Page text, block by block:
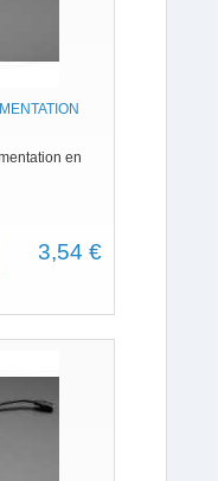
en
3,54 €